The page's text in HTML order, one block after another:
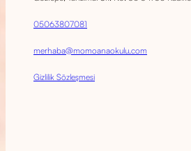
05063807081
merhaba@momoanaokulu.com
Gizlilik Sözleşmesi